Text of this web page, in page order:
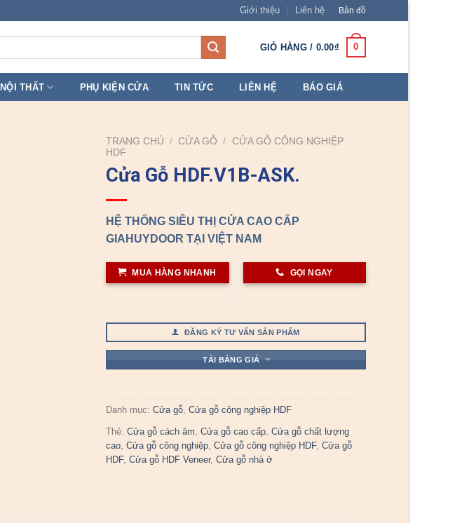
Giới thiệu Liên hệ Bản đồ
GIỎ HÀNG / 0.00₫ 0
NỘI THẤT PHỤ KIỆN CỬA TIN TỨC LIÊN HỆ BÁO GIÁ
TRANG CHỦ / CỬA GỖ / CỬA GỖ CÔNG NGHIỆP
HDF
Cửa Gỗ HDF.V1B-ASK.
HỆ THỐNG SIÊU THỊ CỬA CAO CẤP
GIAHUYDOOR TẠI VIỆT NAM
MUA HÀNG NHANH GỌI NGAY
ĐĂNG KÝ TƯ VẤN SẢN PHẨM
TẢI BẢNG GIÁ
Danh mục:Cửa gỗ ,Cửa gỗ công nghiệp HDF
Thẻ:Cửa gỗ cách âm ,Cửa gỗ cao cấp ,Cửa gỗ chất lượng
cao ,Cửa gỗ công nghiệp ,Cửa gỗ công nghiệp HDF,Cửa gỗ
HDF,Cửa gỗ HDF Veneer,Cửa gỗ nhà ở